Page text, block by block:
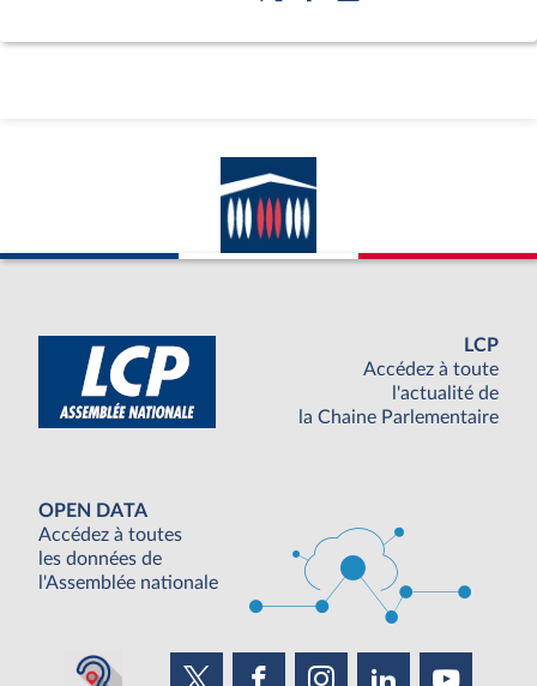
LCP
Accédez à toute
l'actualité de
la Chaine Parlementaire
OPEN DATA
Accédez à toutes
les données de
l'Assemblée nationale